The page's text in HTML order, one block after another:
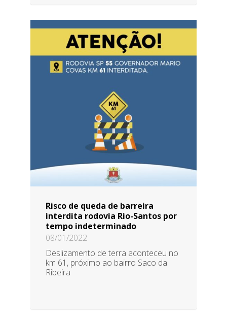
Risco de queda de barreira
interdita rodovia Rio-Santos por
tempo indeterminado
08/01/2022
Deslizamento de terra aconteceu no
km 61, próximo ao bairro Saco da
Ribeira